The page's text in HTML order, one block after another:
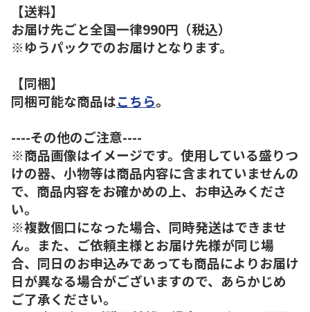
【送料】
お届け先ごと全国一律990円（税込）
※ゆうパックでのお届けとなります。
【同梱】
同梱可能な商品はこちら。
----その他のご注意----
※商品画像はイメージです。使用している盛りつ
けの器、小物等は商品内容に含まれていませんの
で、商品内容をお確かめの上、お申込みくださ
い。
※複数個口になった場合、同時発送はできませ
ん。また、ご依頼主様とお届け先様が同じ場
合、同日のお申込みであっても商品によりお届け
日が異なる場合がございますので、あらかじめ
ご了承ください。